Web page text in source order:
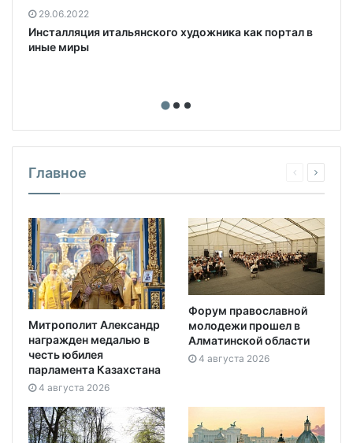
29.06.2022
Инсталляция итальянского художника как портал в
иные миры
Главное
Митрополит Александр
награжден медалью в
честь юбилея
парламента Казахстана
4 августа 2026
Форум православной
молодежи прошел в
Алматинской области
4 августа 2026